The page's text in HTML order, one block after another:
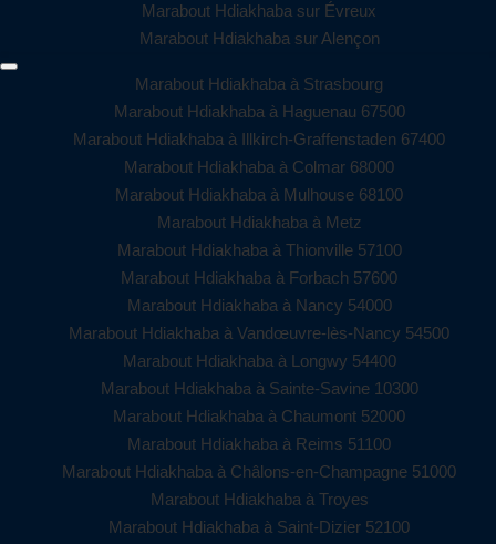
Marabout Hdiakhaba sur Évreux
Marabout Hdiakhaba sur Alençon
Marabout Hdiakhaba à Strasbourg
Marabout Hdiakhaba à Haguenau 67500
Marabout Hdiakhaba à Illkirch-Graffenstaden 67400
Marabout Hdiakhaba à Colmar 68000
Marabout Hdiakhaba à Mulhouse 68100
Marabout Hdiakhaba à Metz
Marabout Hdiakhaba à Thionville 57100
Marabout Hdiakhaba à Forbach 57600
Marabout Hdiakhaba à Nancy 54000
Marabout Hdiakhaba à Vandœuvre-lès-Nancy 54500
Marabout Hdiakhaba à Longwy 54400
Marabout Hdiakhaba à Sainte-Savine 10300
Marabout Hdiakhaba à Chaumont 52000
Marabout Hdiakhaba à Reims 51100
Marabout Hdiakhaba à Châlons-en-Champagne 51000
Marabout Hdiakhaba à Troyes
Marabout Hdiakhaba à Saint-Dizier 52100